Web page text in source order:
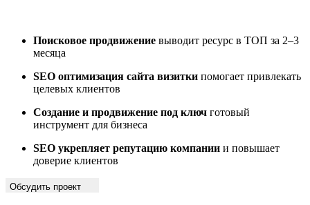
Поисковое продвижение выводит ресурс в ТОП за 2–3
месяца
SEO оптимизация сайта визитки помогает привлекать
целевых клиентов
Создание и продвижение под ключ готовый
инструмент для бизнеса
SEO укрепляет репутацию компании и повышает
доверие клиентов
Обсудить проект